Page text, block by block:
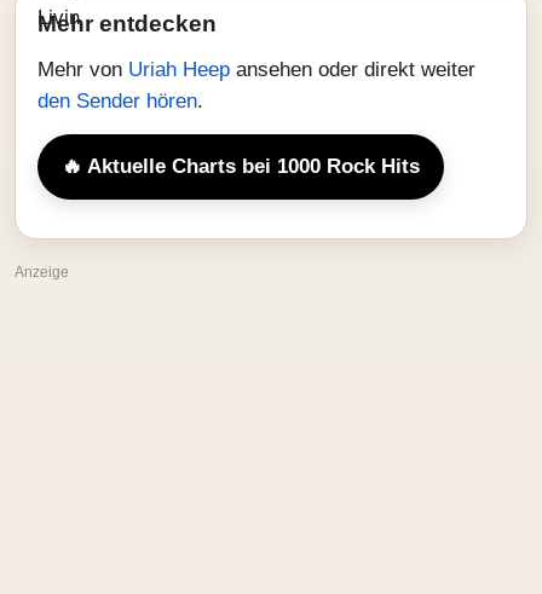
Mehr entdecken
Mehr von Uriah Heep ansehen oder direkt weiter
den Sender hören.
🔥 Aktuelle Charts bei 1000 Rock Hits
Anzeige